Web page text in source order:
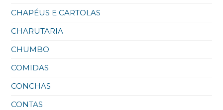
CHAPÉUS E CARTOLAS
CHARUTARIA
CHUMBO
COMIDAS
CONCHAS
CONTAS